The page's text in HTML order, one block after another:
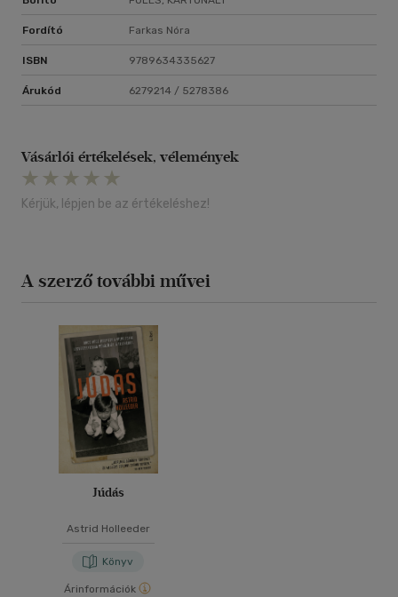
Fordító Farkas Nóra
ISBN 9789634335627
Árukód 6279214 / 5278386
Vásárlói értékelések, vélemények
Kérjük, lépjen be az értékeléshez!
A szerző további művei
Júdás
Astrid Holleeder
Könyv
Árinformációk